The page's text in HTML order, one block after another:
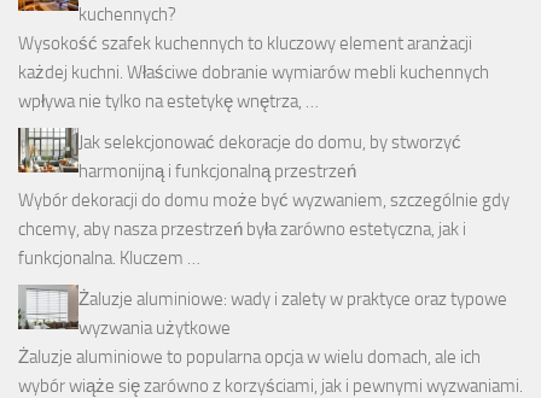
kuchennych?
Wysokość szafek kuchennych to kluczowy element aranżacji
każdej kuchni. Właściwe dobranie wymiarów mebli kuchennych
wpływa nie tylko na estetykę wnętrza, …
Jak selekcjonować dekoracje do domu, by stworzyć
harmonijną i funkcjonalną przestrzeń
Wybór dekoracji do domu może być wyzwaniem, szczególnie gdy
chcemy, aby nasza przestrzeń była zarówno estetyczna, jak i
funkcjonalna. Kluczem …
Żaluzje aluminiowe: wady i zalety w praktyce oraz typowe
wyzwania użytkowe
Żaluzje aluminiowe to popularna opcja w wielu domach, ale ich
wybór wiąże się zarówno z korzyściami, jak i pewnymi wyzwaniami.